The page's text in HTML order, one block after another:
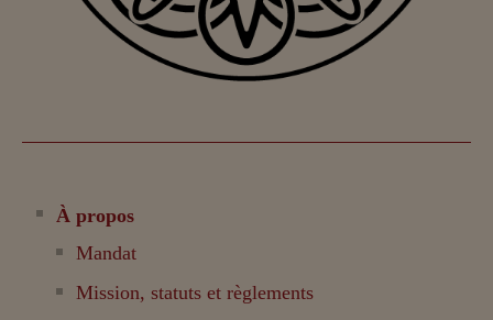
À propos
Mandat
Mission, statuts et règlements